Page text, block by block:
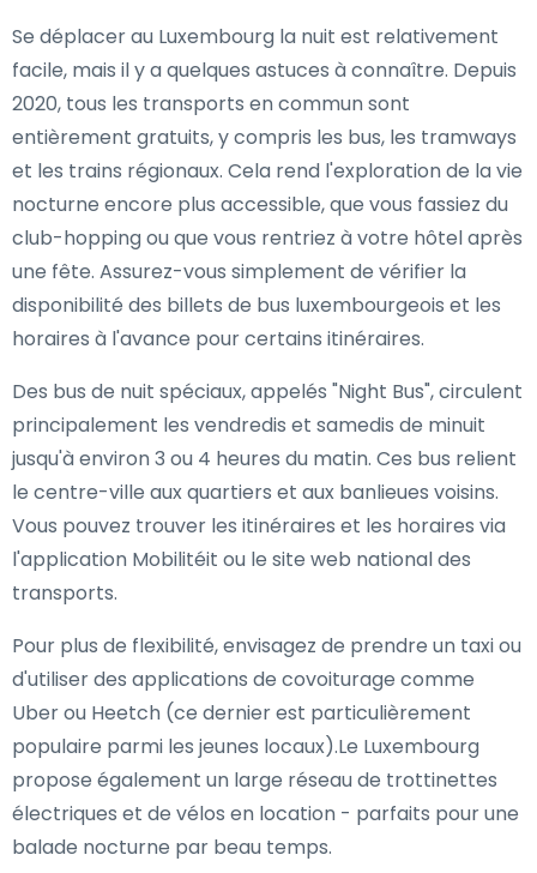
Se déplacer au Luxembourg la nuit est relativement
facile, mais il y a quelques astuces à connaître. Depuis
2020, tous les transports en commun sont
entièrement gratuits, y compris les bus, les tramways
et les trains régionaux. Cela rend l'exploration de la vie
nocturne encore plus accessible, que vous fassiez du
club-hopping ou que vous rentriez à votre hôtel après
une fête. Assurez-vous simplement de vérifier la
disponibilité des billets de bus luxembourgeois et les
horaires à l'avance pour certains itinéraires.
Des bus de nuit spéciaux, appelés "Night Bus", circulent
principalement les vendredis et samedis de minuit
jusqu'à environ 3 ou 4 heures du matin. Ces bus relient
le centre-ville aux quartiers et aux banlieues voisins.
Vous pouvez trouver les itinéraires et les horaires via
l'application Mobilitéit ou le site web national des
transports.
Pour plus de flexibilité, envisagez de prendre un taxi ou
d'utiliser des applications de covoiturage comme
Uber ou Heetch (ce dernier est particulièrement
populaire parmi les jeunes locaux).Le Luxembourg
propose également un large réseau de trottinettes
électriques et de vélos en location - parfaits pour une
balade nocturne par beau temps.